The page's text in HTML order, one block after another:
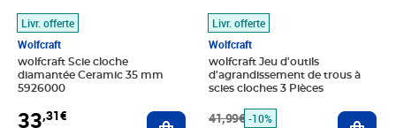
Livr. offerte
Wolfcraft
wolfcraft Scie cloche
diamantée Ceramic 35 mm
5926000
33,31€ Ajouter au panier
Livr. offerte
Wolfcraft
wolfcraft Jeu d'outils
d'agrandissement de trous à
scies cloches 3 Pièces
41,99€ -10%